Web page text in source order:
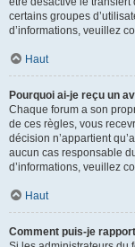
certains groupes
d’informations, veuillez
Haut
Pourquoi ai-je reçu un
Chaque forum a son
de ces règles, vous
décision n’appartient
aucun cas responsable
d’informations, veuillez
Haut
Comment puis-je